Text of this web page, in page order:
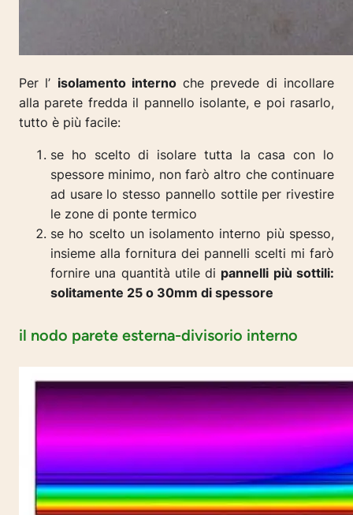
Per l’ isolamento internoche prevede di incollare
alla parete fredda il pannello isolante, e poi rasarlo,
tutto è più facile:
se ho scelto di isolare tutta la casa con lo
spessore minimo, non farò altro che continuare
ad usare lo stesso pannello sottile per rivestire
le zone di ponte termico
se ho scelto un isolamento interno più spesso,
insieme alla fornitura dei pannelli scelti mi farò
fornire una quantità utile di pannelli più sottili:
solitamente 25 o 30mm di spessore
il nodo parete esterna-divisorio interno